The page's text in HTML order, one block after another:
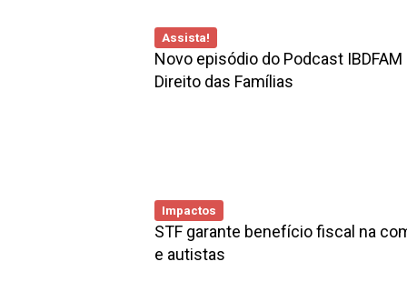
Assista!
Novo episódio do Podcast
Direito das Famílias
Impactos
STF garante benefício fiscal na
e autistas